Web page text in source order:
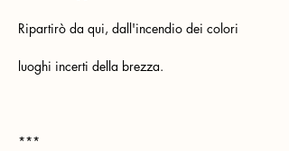
Ripartirò da qui, dall'incendio dei colori
luoghi incerti della brezza.
***